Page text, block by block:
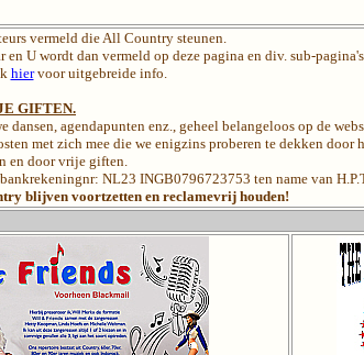
vermeld die All Country steunen.
U wordt dan vermeld op deze pagina en div. sub-
hiervoor uitgebreide info.
GIFTEN.
agendapunten enz., geheel belangeloos op de
met zich mee die we enigzins proberen te dekken door
en door vrije giften.
NL23 INGB0796723753 ten name van
blijven voortzetten en reclamevrij houden!